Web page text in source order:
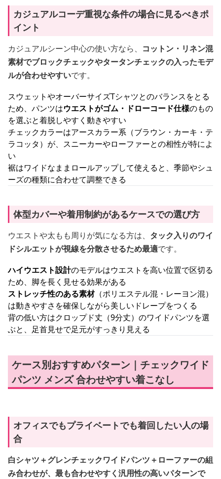
カジュアルコーデ重視な条件の場合に見るべきポ
イント
カジュアルシーン中心の使い方なら、 コットン・リネン混
素材でブロックチェックやタータンチェックの入ったモデ
ルが合わせやすいです。
スウェットやオーバーサイズTシャツとのバランスをとる
ため、パンツはウエストがゴム・ドローコード仕様のもの
を選ぶと着脱しやすく動きやすい
チェックカラーはアースカラー系（ブラウン・カーキ・テ
ラコッタ）が、スニーカーやローファーとの相性が特によ
い
裾はワイドなままロールアップして使えると、季節やシュ
ーズの種類に合わせて調整できる
体型カバーや着用制約があるケースでの選び方
ウエストや太もも周りが気になる方は、 タック入りのワイ
ドシルエットが視線を分散させるため最適です。
ハイウエスト設計のモデルはウエストを高い位置で区切る
ため、脚を長く見せる効果がある
ストレッチ性のある素材（ポリエステル混・レーヨン混）
は動きやすさを確保しながら美しいドレープをつくる
背の低い方はクロップド丈（9分丈）のワイドパンツを選
ぶと、足首見せで足元がすっきり見える
ケース別おすすめパターン｜チェックワイド
パンツ メンズ 合わせやすい着こなし
オフィスでもプライベートでも着回したい人の場
合
白シャツ＋グレンチェックワイドパンツ＋ローファーの組
み合わせが、最も合わせやすく汎用性の高いパターンで